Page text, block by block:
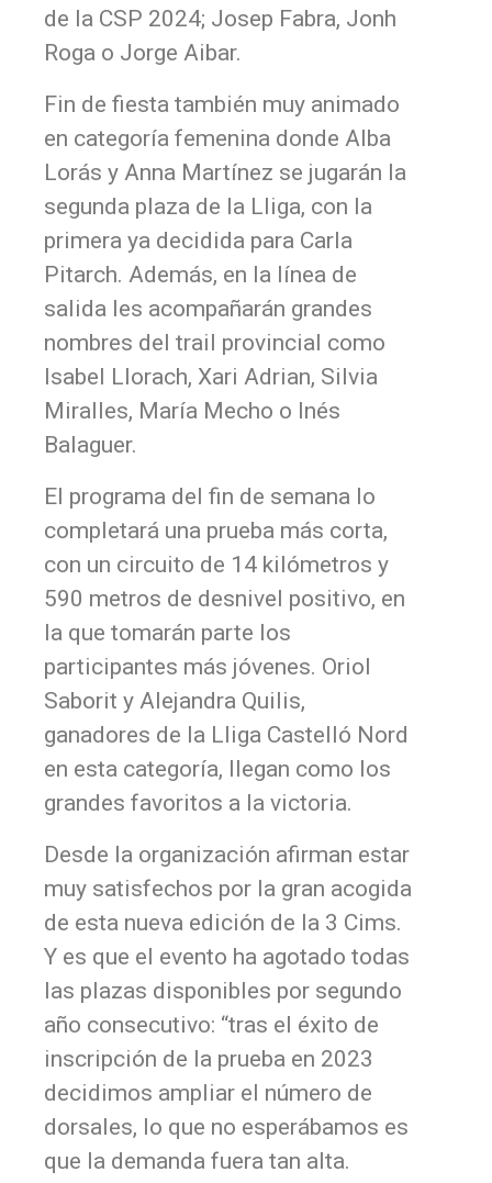
de la CSP 2024; Josep Fabra, Jonh
Roga o Jorge Aibar.
Fin de fiesta también muy animado
en categoría femenina donde Alba
Lorás y Anna Martínez se jugarán la
segunda plaza de la Lliga, con la
primera ya decidida para Carla
Pitarch. Además, en la línea de
salida les acompañarán grandes
nombres del trail provincial como
Isabel Llorach, Xari Adrian, Silvia
Miralles, María Mecho o Inés
Balaguer.
El programa del fin de semana lo
completará una prueba más corta,
con un circuito de 14 kilómetros y
590 metros de desnivel positivo, en
la que tomarán parte los
participantes más jóvenes. Oriol
Saborit y Alejandra Quilis,
ganadores de la Lliga Castelló Nord
en esta categoría, llegan como los
grandes favoritos a la victoria.
Desde la organización afirman estar
muy satisfechos por la gran acogida
de esta nueva edición de la 3 Cims.
Y es que el evento ha agotado todas
las plazas disponibles por segundo
año consecutivo: “tras el éxito de
inscripción de la prueba en 2023
decidimos ampliar el número de
dorsales, lo que no esperábamos es
que la demanda fuera tan alta.